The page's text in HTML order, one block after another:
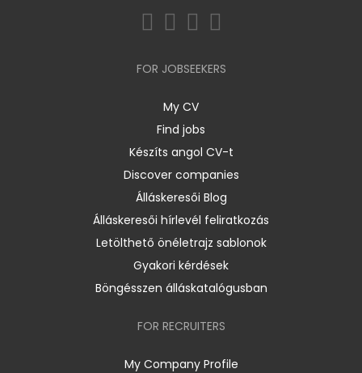
FOR JOBSEEKERS
My CV
Find jobs
Készíts angol CV-t
Discover companies
Álláskeresői Blog
Álláskeresői hírlevél feliratkozás
Letölthető önéletrajz sablonok
Gyakori kérdések
Böngésszen álláskatalógusban
FOR RECRUITERS
My Company Profile